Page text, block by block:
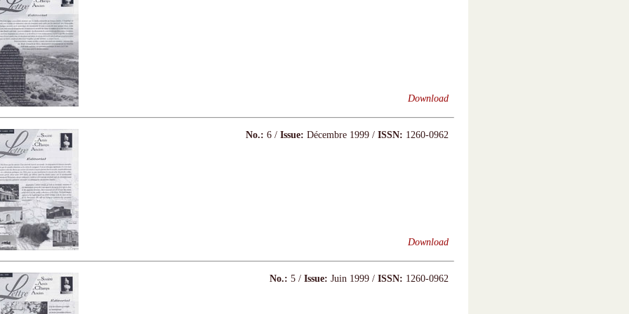
Download
No.: 6 / Issue: Décembre 1999 / ISSN: 1260-0962
Download
No.: 5 / Issue: Juin 1999 / ISSN: 1260-0962